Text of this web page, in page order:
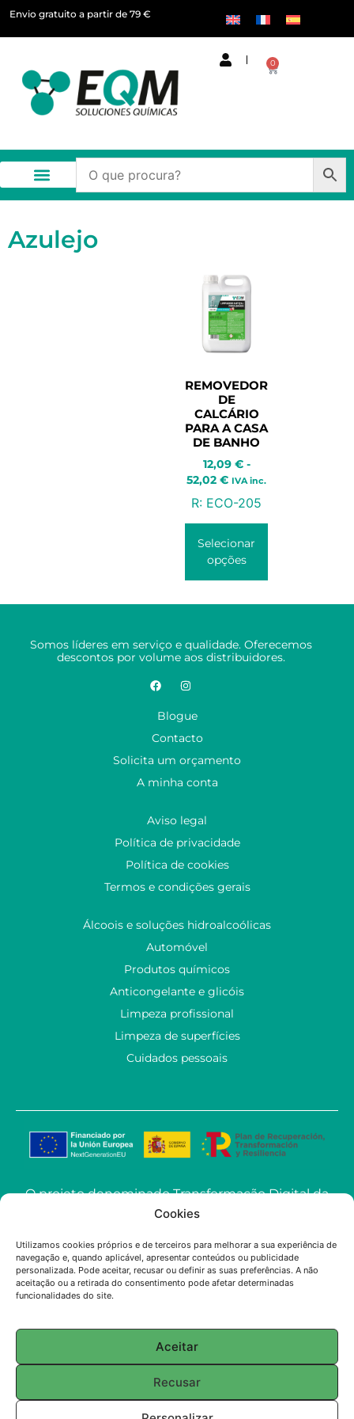
Cookies
Utilizamos cookies próprios e de terceiros para melhorar a sua experiência de
navegação e, quando aplicável, apresentar conteúdos ou publicidade
personalizada. Pode aceitar, recusar ou definir as suas preferências. A não
aceitação ou a retirada do consentimento pode afetar determinadas
funcionalidades do site.
Aceitar
Recusar
Envio gratuito a partir de 79 €
0
Azulejo
REMOVEDOR
DE
CALCÁRIO
PARA A CASA
DE BANHO
12,09 € -
52,02 € IVA inc.
R: ECO-205
Selecionar
opções
Somos líderes em serviço e qualidade. Oferecemos
descontos por volume aos distribuidores.
Blogue
Contacto
Solicita um orçamento
A minha conta
Aviso legal
Política de privacidade
Política de cookies
Termos e condições gerais
Álcoois e soluções hidroalcoólicas
Automóvel
Produtos químicos
Anticongelante e glicóis
Limpeza profissional
Limpeza de superfícies
Cuidados pessoais
O projeto denominado Transformação Digital da
ECOSoluciones Químicas através de Soluções
ECOSOLUCIONES QUÍMICAS S.L. foi financiado
pela União Europeia-NextGenerationEU no
âmbito do convite à apresentação de propostas
aplicada à indústria na Comunidade de Madrid.
Inglês